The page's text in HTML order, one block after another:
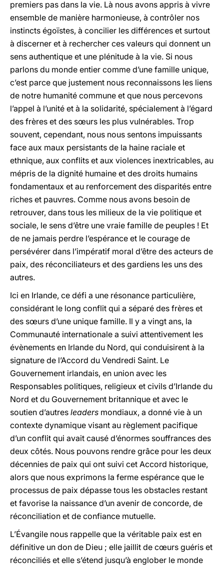
premiers pas dans la vie. Là nous avons appris à vivre
ensemble de manière harmonieuse, à contrôler nos
instincts égoïstes, à concilier les différences et surtout
à discerner et à rechercher ces valeurs qui donnent un
sens authentique et une plénitude à la vie. Si nous
parlons du monde entier comme d’une famille unique,
c’est parce que justement nous reconnaissons les liens
de notre humanité commune et que nous percevons
l’appel à l’unité et à la solidarité, spécialement à l’égard
des frères et des sœurs les plus vulnérables. Trop
souvent, cependant, nous nous sentons impuissants
face aux maux persistants de la haine raciale et
ethnique, aux conflits et aux violences inextricables, au
mépris de la dignité humaine et des droits humains
fondamentaux et au renforcement des disparités entre
riches et pauvres. Comme nous avons besoin de
retrouver, dans tous les milieux de la vie politique et
sociale, le sens d’être une vraie famille de peuples ! Et
de ne jamais perdre l’espérance et le courage de
persévérer dans l’impératif moral d’être des acteurs de
paix, des réconciliateurs et des gardiens les uns des
autres.
Ici en Irlande, ce défi a une résonance particulière,
considérant le long conflit qui a séparé des frères et
des sœurs d’une unique famille. Il y a vingt ans, la
Communauté internationale a suivi attentivement les
évènements en Irlande du Nord, qui conduisirent à la
signature de l’Accord du Vendredi Saint. Le
Gouvernement irlandais, en union avec les
Responsables politiques, religieux et civils d’Irlande du
Nord et du Gouvernement britannique et avec le
soutien d’autres leaders mondiaux, a donné vie à un
contexte dynamique visant au règlement pacifique
d’un conflit qui avait causé d’énormes souffrances des
deux côtés. Nous pouvons rendre grâce pour les deux
décennies de paix qui ont suivi cet Accord historique,
alors que nous exprimons la ferme espérance que le
processus de paix dépasse tous les obstacles restant
et favorise la naissance d’un avenir de concorde, de
réconciliation et de confiance mutuelle.
L’Évangile nous rappelle que la véritable paix est en
définitive un don de Dieu ; elle jaillit de cœurs guéris et
réconciliés et elle s’étend jusqu’à englober le monde